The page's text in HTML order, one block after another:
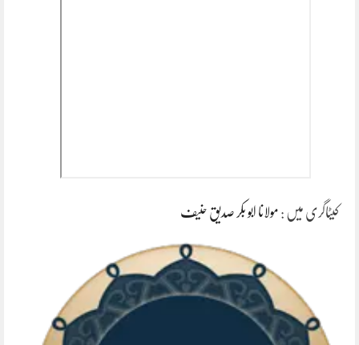
کیٹاگری میں : مولانا ابو بکر صدیق حنیف